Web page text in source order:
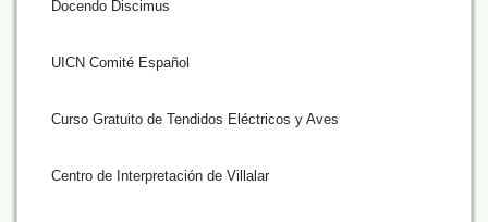
Docendo Discimus
UICN Comité Español
Curso Gratuito de Tendidos Eléctricos y Aves
Centro de Interpretación de Villalar